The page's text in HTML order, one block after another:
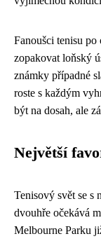
Fanoušci tenisu po
zopakovat loňský
známky případné
roste s každým
být na dosah, ale
Největší
Tenisový svět se s
dvouhře očekává
Melbourne Parku